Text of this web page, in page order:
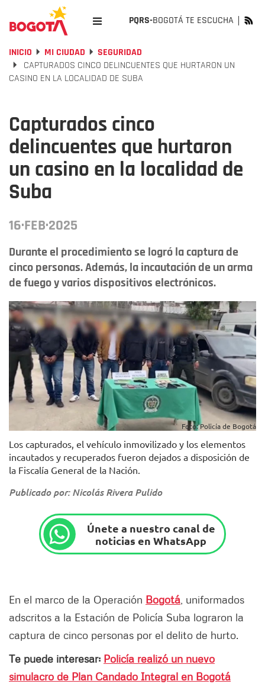
PQRS-BOGOTÁ TE ESCUCHA
INICIO MI CIUDAD
SEGURIDAD
CAPTURADOS CINCO DELINCUENTES QUE HURTARON UN
CASINO EN LA LOCALIDAD DE SUBA
Capturados cinco
delincuentes que hurtaron
un casino en la localidad de
Suba
16·FEB·2025
Durante el procedimiento se logró la captura de
cinco personas. Además, la incautación de un arma
de fuego y varios dispositivos electrónicos.
Foto: Policía de Bogotá
Los capturados, el vehículo inmovilizado y los elementos
incautados y recuperados fueron dejados a disposición de
la Fiscalía General de la Nación.
Publicado por: Nicolás Rivera Pulido
Únete a nuestro canal de
noticias en WhatsApp
En el marco de la Operación Bogotá , uniformados
adscritos a la Estación de Policía Suba lograron la
captura de cinco personas por el delito de hurto.
Te puede interesar: Policía realizó un nuevo
simulacro de Plan Candado Integral en Bogotá